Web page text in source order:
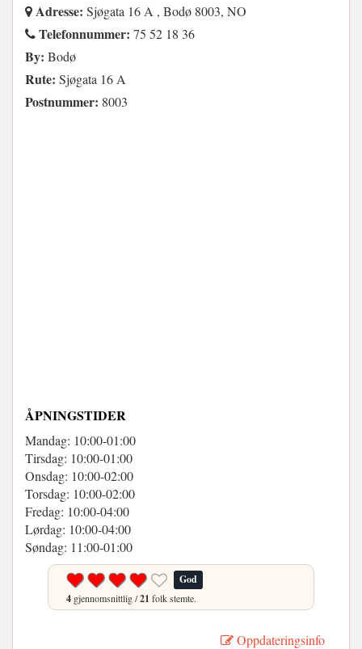
Adresse: Sjøgata 16 A , Bodø 8003, NO
Telefonnummer: 75 52 18 36
By: Bodø
Rute: Sjøgata 16 A
Postnummer: 8003
ÅPNINGSTIDER
Mandag: 10:00-01:00
Tirsdag: 10:00-01:00
Onsdag: 10:00-02:00
Torsdag: 10:00-02:00
Fredag: 10:00-04:00
Lørdag: 10:00-04:00
Søndag: 11:00-01:00
God
4 gjennomsnittlig /21 folk stemte.
Oppdateringsinfo